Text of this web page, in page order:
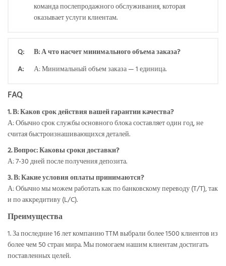
команда послепродажного обслуживания, которая
оказывает услуги клиентам.
Q:
В: А что насчет минимального объема заказа?
A:
А: Минимальный объем заказа — 1 единица.
FAQ
1. В: Каков срок действия вашей гарантии качества?
А: Обычно срок службы основного блока составляет один год, не
считая быстроизнашивающихся деталей.
2. Вопрос: Каковы сроки доставки?
А: 7-30 дней после получения депозита.
3. В: Какие условия оплаты принимаются?
А: Обычно мы можем работать как по банковскому переводу (T/T), так
и по аккредитиву (L/C).
Преимущества
1. За последние 16 лет компанию TTM выбрали более 1500 клиентов из
более чем 50 стран мира. Мы помогаем нашим клиентам достигать
поставленных целей.